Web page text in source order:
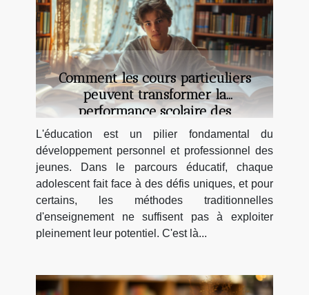
Comment les cours particuliers
peuvent transformer la
performance scolaire des
adolescents
L'éducation est un pilier fondamental du
développement personnel et professionnel des
jeunes. Dans le parcours éducatif, chaque
adolescent fait face à des défis uniques, et pour
certains, les méthodes traditionnelles
d'enseignement ne suffisent pas à exploiter
pleinement leur potentiel. C'est là...